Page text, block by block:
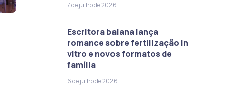
7 de julho de 2026
Escritora baiana lança
romance sobre fertilização in
vitro e novos formatos de
família
6 de julho de 2026